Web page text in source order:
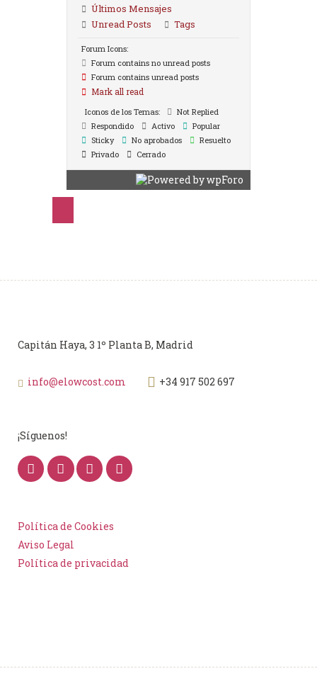
Últimos Mensajes
Unread Posts
Tags
Forum Icons:
Forum contains no unread posts
Forum contains unread posts
Mark all read
Iconos de los Temas:
Not Replied
Respondido
Activo
Popular
Sticky
No aprobados
Resuelto
Privado
Cerrado
Capitán Haya, 3 1º Planta B, Madrid
info@elowcost.com +34 917 502 697
¡Síguenos!
Política de Cookies
Aviso Legal
Política de privacidad